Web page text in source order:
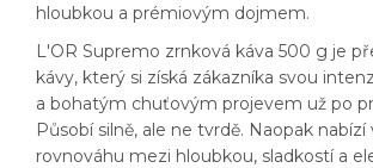
hloubkou a prémiovým dojmem.
L'OR Supremo zrnková káva 500 g je
kávy, který si získá zákazníka svou
a bohatým chuťovým projevem už po
Působí silně, ale ne tvrdě. Naopak
rovnováhu mezi hloubkou, sladkostí a